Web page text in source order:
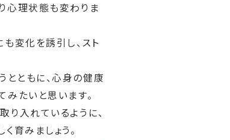
心理状態も変わりま
変化を誘引し、スト
とともに、心身の健康
たいと思います。
入れているように、
育みましょう。